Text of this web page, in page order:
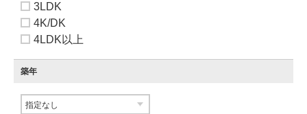
3LDK
4K/DK
4LDK以上
築年